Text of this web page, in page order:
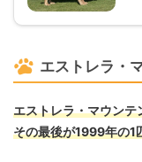
エストレラ・
エストレラ・マウンテ
その最後が1999年の1